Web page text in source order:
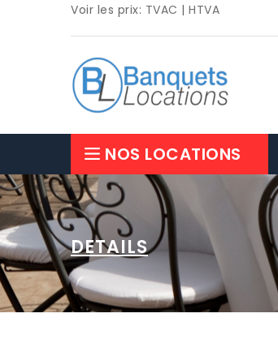
Voir les prix: TVAC | HTVA
NOS LOCATIONS
DETAILS